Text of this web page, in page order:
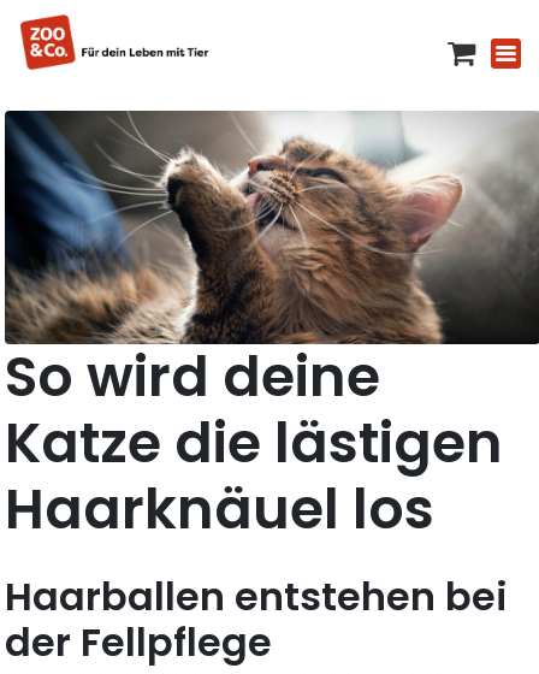
So wird deine
Katze die lästigen
Haarknäuel los
Haarballen entstehen bei
der Fellpflege